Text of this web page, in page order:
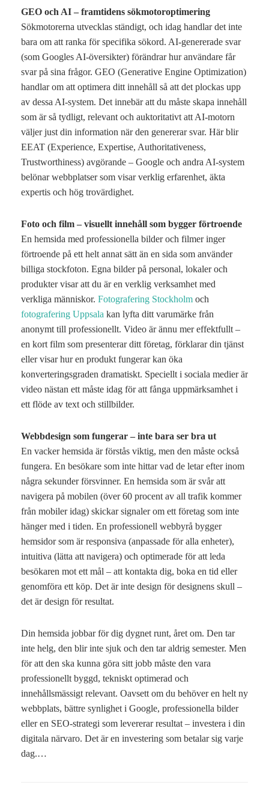
GEO och AI – framtidens sökmotoroptimering
Sökmotorerna utvecklas ständigt, och idag handlar det inte
bara om att ranka för specifika sökord. AI-genererade svar
(som Googles AI-översikter) förändrar hur användare får
svar på sina frågor. GEO (Generative Engine Optimization)
handlar om att optimera ditt innehåll så att det plockas upp
av dessa AI-system. Det innebär att du måste skapa innehåll
som är så tydligt, relevant och auktoritativt att AI-motorn
väljer just din information när den genererar svar. Här blir
EEAT (Experience, Expertise, Authoritativeness,
Trustworthiness) avgörande – Google och andra AI-system
belönar webbplatser som visar verklig erfarenhet, äkta
expertis och hög trovärdighet.
Foto och film – visuellt innehåll som bygger förtroende
En hemsida med professionella bilder och filmer inger
förtroende på ett helt annat sätt än en sida som använder
billiga stockfoton. Egna bilder på personal, lokaler och
produkter visar att du är en verklig verksamhet med
verkliga människor. Fotografering Stockholm och
fotografering Uppsala kan lyfta ditt varumärke från
anonymt till professionellt. Video är ännu mer effektfullt –
en kort film som presenterar ditt företag, förklarar din tjänst
eller visar hur en produkt fungerar kan öka
konverteringsgraden dramatiskt. Speciellt i sociala medier är
video nästan ett måste idag för att fånga uppmärksamhet i
ett flöde av text och stillbilder.
Webbdesign som fungerar – inte bara ser bra ut
En vacker hemsida är förstås viktig, men den måste också
fungera. En besökare som inte hittar vad de letar efter inom
några sekunder försvinner. En hemsida som är svår att
navigera på mobilen (över 60 procent av all trafik kommer
från mobiler idag) skickar signaler om ett företag som inte
hänger med i tiden. En professionell webbyrå bygger
hemsidor som är responsiva (anpassade för alla enheter),
intuitiva (lätta att navigera) och optimerade för att leda
besökaren mot ett mål – att kontakta dig, boka en tid eller
genomföra ett köp. Det är inte design för designens skull –
det är design för resultat.
Din hemsida jobbar för dig dygnet runt, året om. Den tar
inte helg, den blir inte sjuk och den tar aldrig semester. Men
för att den ska kunna göra sitt jobb måste den vara
professionellt byggd, tekniskt optimerad och
innehållsmässigt relevant. Oavsett om du behöver en helt ny
webbplats, bättre synlighet i Google, professionella bilder
eller en SEO-strategi som levererar resultat – investera i din
digitala närvaro. Det är en investering som betalar sig varje
dag.…